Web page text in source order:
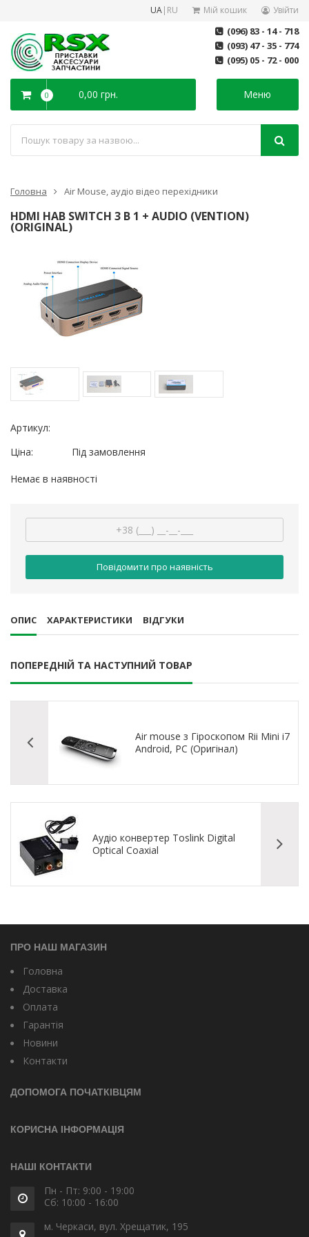
UA| RU Мій кошик Увійти
(096) 83 - 14 - 718
(093) 47 - 35 - 774
(095) 05 - 72 - 000
Меню
0 0,00 грн.
Головна Air Mouse, аудіо відео перехідники
HDMI HAB SWITCH 3 В 1 + AUDIO (VENTION)
(ORIGINAL)
Артикул:
Ціна:
Під замовлення
Немає в наявності
Повідомити про наявність
ОПИС ХАРАКТЕРИСТИКИ ВІДГУКИ
ПОПЕРЕДНІЙ ТА НАСТУПНИЙ ТОВАР
Air mouse з Гіроскопом Rii Mini i7
Android, PC (Оригінал)
Аудіо конвертер Toslink Digital
Optical Coaxial
ПРО НАШ МАГАЗИН
Головна
Доставка
Оплата
Гарантія
Новини
Контакти
ДОПОМОГА ПОЧАТКІВЦЯМ
КОРИСНА ІНФОРМАЦІЯ
НАШІ КОНТАКТИ
Пн - Пт: 9:00 - 19:00
Сб: 10:00 - 16:00
м. Черкаси, вул. Хрещатик, 195